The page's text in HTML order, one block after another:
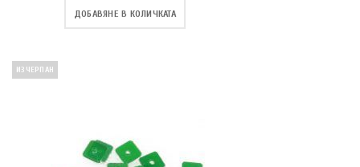
ДОБАВЯНЕ В КОЛИЧКАТА
ИЗЧЕРПАН